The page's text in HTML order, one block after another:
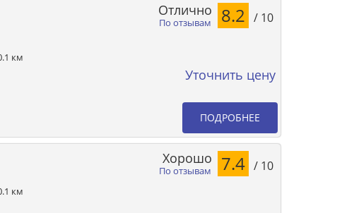
км
По отзывам
Отлично 8.2 / 10
Уточнить цену
ПОДРОБНЕЕ
км
По отзывам
Хорошо 7.4 / 10